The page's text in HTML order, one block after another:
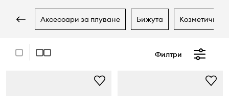
аксесоари за плуване бижута козметични
Филтри